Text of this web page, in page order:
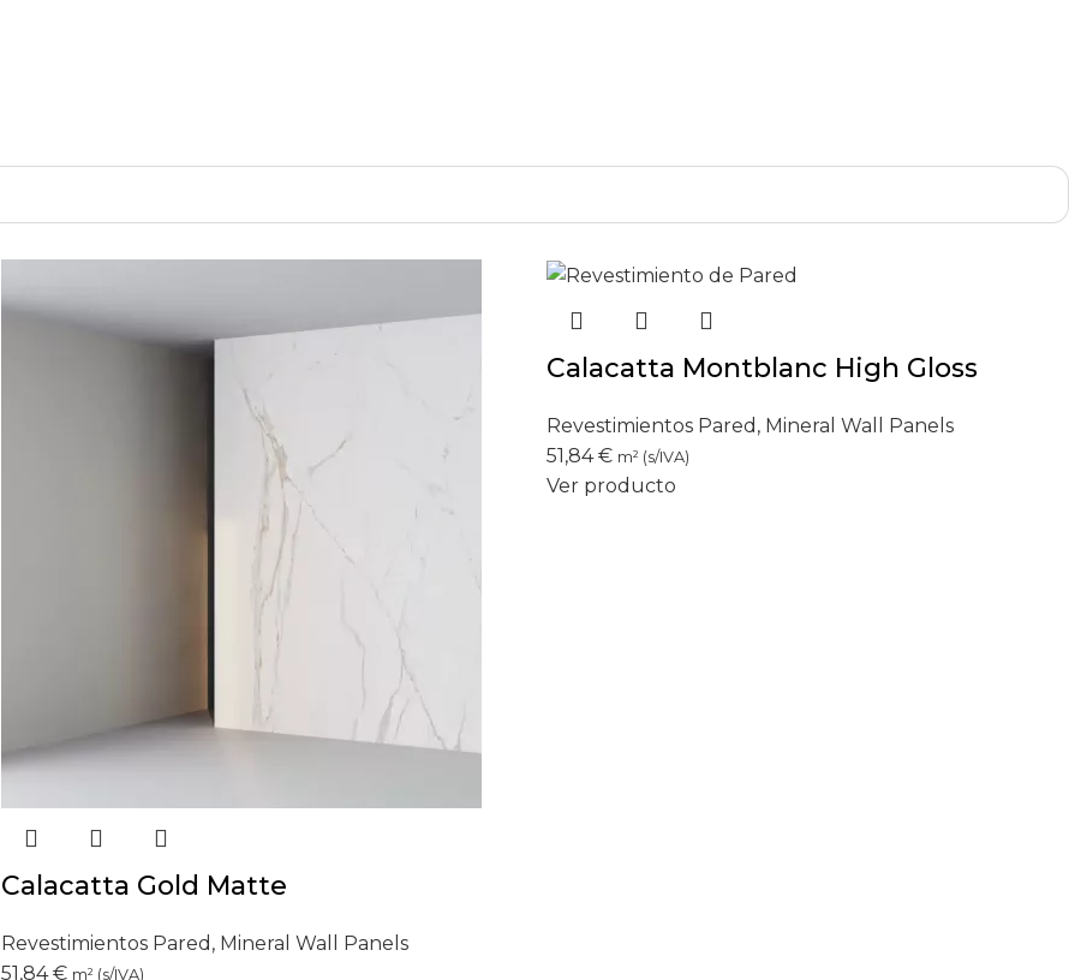
Calacatta Gold Matte
Revestimientos Pared , Mineral Wall Panels
51,84€ m² (s/IVA)
Calacatta Montblanc High Gloss
Revestimientos Pared , Mineral Wall Panels
51,84€ m² (s/IVA)
Ver producto